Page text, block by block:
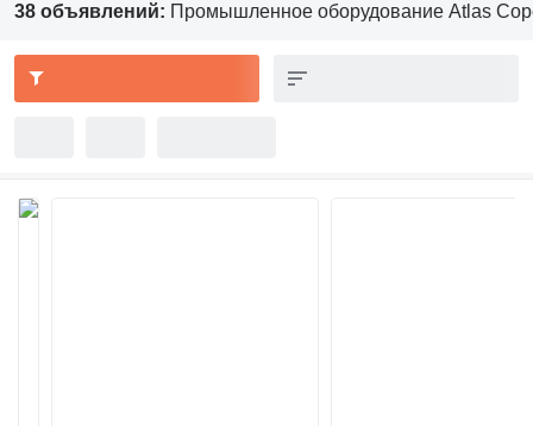
38 объявлений: Промышленное оборудование Atlas